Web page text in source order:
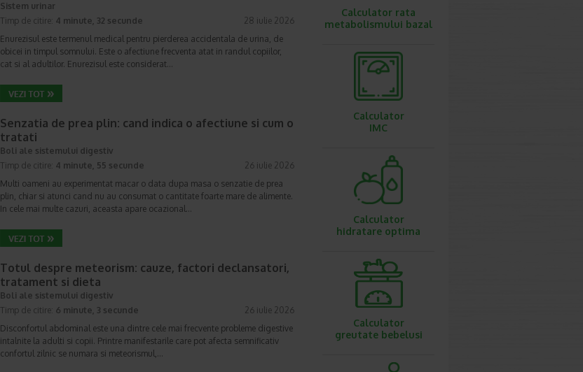
Sistem urinar
Timp de citire: 4 minute, 32 secunde
28 iulie 2026
Enurezisul este termenul medical pentru pierderea accidentala de urina, de
obicei in timpul somnului. Este o afectiune frecventa atat in randul copiilor,
cat si al adultilor. Enurezisul este considerat…
Senzatia de prea plin: cand indica o afectiune si cum o
tratati
Boli ale sistemului digestiv
Timp de citire: 4 minute, 55 secunde
26 iulie 2026
Multi oameni au experimentat macar o data dupa masa o senzatie de prea
plin, chiar si atunci cand nu au consumat o cantitate foarte mare de alimente.
In cele mai multe cazuri, aceasta apare ocazional…
Totul despre meteorism: cauze, factori declansatori,
tratament si dieta
Boli ale sistemului digestiv
Timp de citire: 6 minute, 3 secunde
26 iulie 2026
Disconfortul abdominal este una dintre cele mai frecvente probleme digestive
intalnite la adulti si copii. Printre manifestarile care pot afecta semnificativ
confortul zilnic se numara si meteorismul,…
Calculator rata
metabolismului bazal
Calculator
IMC
Calculator
hidratare optima
Calculator
greutate bebelusi